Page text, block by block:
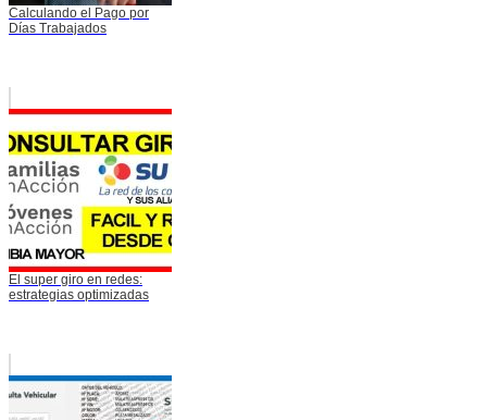
Calculando el Pago por
Días Trabajados
El super giro en redes:
estrategias optimizadas